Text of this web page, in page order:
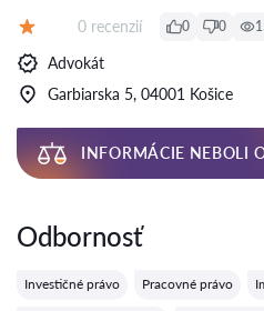
Recenzií:
0 recenzií 0 0
Advokát
Garbiarska 5, 04001 Košice
INFORMÁCIE NEBOLI
Odbornosť
Investičné právo Pracovné právo